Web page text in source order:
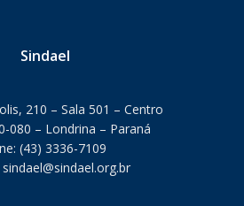
Sindael
210 – Sala 501 – Centro
080 – Londrina – Paraná
(43) 3336-7109
sindael@sindael.org.br